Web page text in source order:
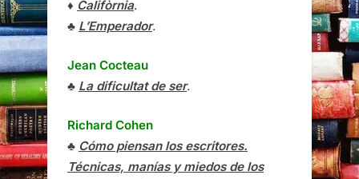
♦ Califòrnia.
♣ L’Emperador.
Jean Cocteau
♣ La dificultat de ser.
Richard Cohen
♣ Cómo piensan los escritores.
Técnicas, manías y miedos de los